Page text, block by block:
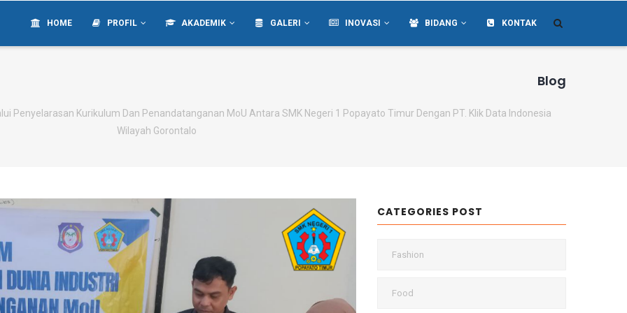
HOME PROFIL AKADEMIK GALERI INOVASI BIDANG KONTAK
Blog
Penyelarasan Kurikulum Dan Penandatanganan MoU Antara SMK Negeri 1 Popayato Timur Dengan PT. Klik Data Indonesia
Wilayah Gorontalo
CATEGORIES POST
Fashion
Food